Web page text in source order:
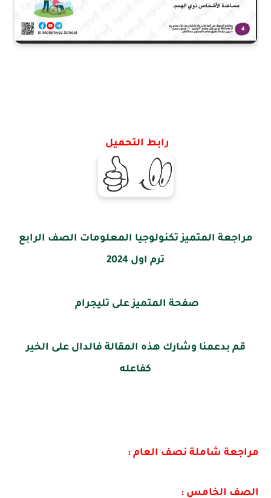
رابط التحميل
مراجعة المتميز تكنولوجيا المعلومات الصف الرابع
ترم اول 2024
صفحة المتميز على تليجرام
قم بدعمنا وشارك هذه المقالة فالدال على الخير
كفاعله
مراجعة شاملة نصف العام :
الصف الخامس :